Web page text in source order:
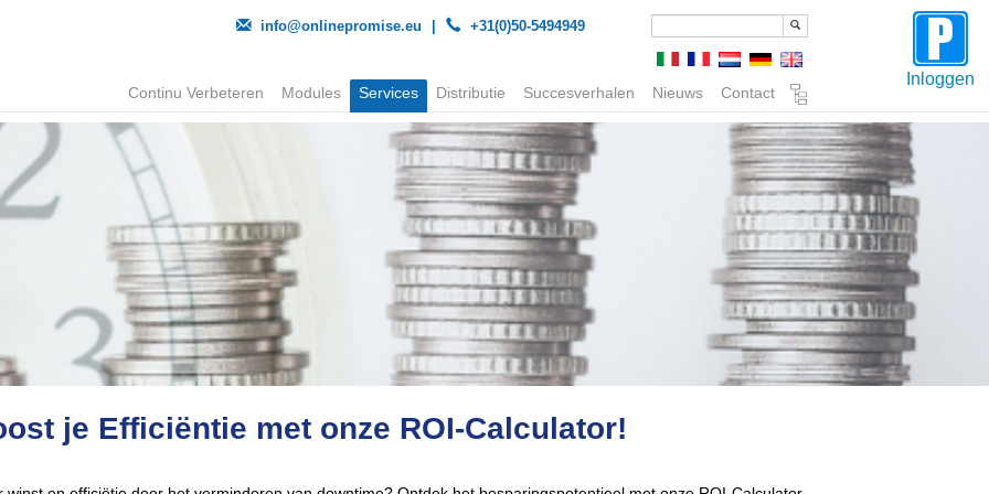
info@onlinepromise.eu +31(0)50-5494949
Inloggen
Continu Verbeteren Modules Services Distributie Succesverhalen Nieuws Contact
je Efficiëntie met onze ROI-Calculator!